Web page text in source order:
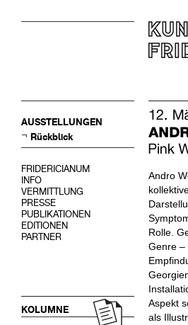
AUSSTELLUNGEN
Rückblick
FRIDERICIANUM
INFO
VERMITTLUNG
PRESSE
PUBLIKATIONEN
EDITIONEN
PARTNER
KOLUMNE
Andro
Rolle.
Genre –
Aspekt
als